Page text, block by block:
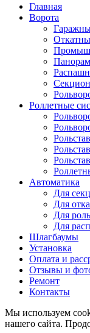
Главная
Ворота
Роллетные
Автоматика
Для
Для
Для
Для
Шлагбаумы
Установка
Оплата и
Отзывы и
Ремонт
Контакты
Мы используем
нашего сайта.